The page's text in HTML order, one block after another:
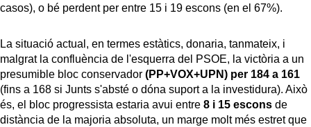
casos), o bé perdent per entre 15 i 19 escons (en el 67%).
La situació actual, en termes estàtics, donaria, tanmateix, i
malgrat la confluència de l'esquerra del PSOE, la victòria a un
presumible bloc conservador (PP+VOX+UPN) per 184 a 161
(fins a 168 si Junts s'absté o dóna suport a la investidura). Això
és, el bloc progressista estaria avui entre 8 i 15 escons de
distància de la majoria absoluta, un marge molt més estret que